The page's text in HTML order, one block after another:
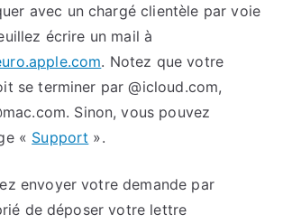
avec un chargé clientèle par voie
écrire un mail à
. Notez que votre
se terminer par @icloud.com,
Sinon, vous pouvez
« Support ».
envoyer votre demande par
de déposer votre lettre